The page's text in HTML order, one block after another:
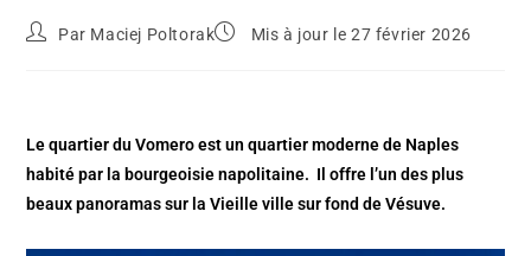
Par Maciej Poltorak Mis à jour le 27 février 2026
Le quartier du Vomero est un quartier moderne de Naples
habité par la bourgeoisie napolitaine. Il offre l’un des plus
beaux panoramas sur la Vieille ville sur fond de Vésuve.